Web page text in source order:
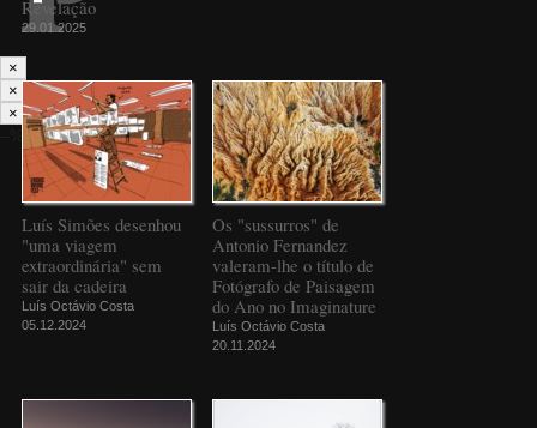
Revelação
29.01.2025
Luís Simões desenhou
"uma viagem
extraordinária" sem
sair da cadeira
Luís Octávio Costa
05.12.2024
Os "sussurros" de
Antonio Fernandez
valeram-lhe o título de
Fotógrafo de Paisagem
do Ano no Imaginature
Luís Octávio Costa
20.11.2024
×
×
×
--%>